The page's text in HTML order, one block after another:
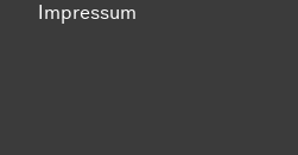
Impressum